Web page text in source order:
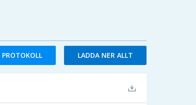
PROTOKOLL LADDA NER ALLT